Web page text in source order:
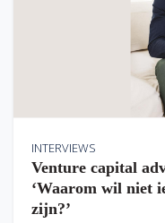
INTERVIEWS
Venture capital
‘Waarom wil niet
zijn?’